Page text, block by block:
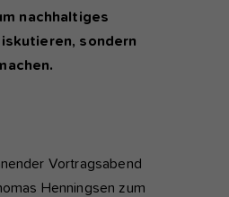
nachhaltiges
sondern
Vortragsabend
Henningsen zum